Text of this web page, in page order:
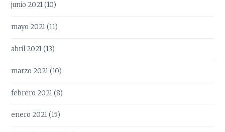
junio 2021(10)
mayo 2021(11)
abril 2021(13)
marzo 2021(10)
febrero 2021(8)
enero 2021(15)